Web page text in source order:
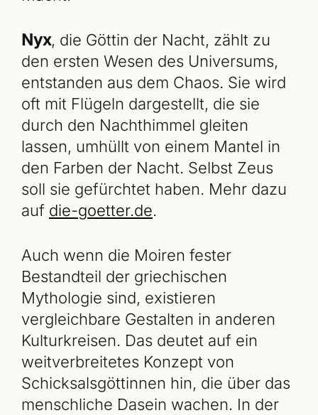
Nyx, die Göttin der Nacht, zählt zu
den ersten Wesen des Universums,
entstanden aus dem Chaos. Sie wird
oft mit Flügeln dargestellt, die sie
durch den Nachthimmel gleiten
lassen, umhüllt von einem Mantel in
den Farben der Nacht. Selbst Zeus
soll sie gefürchtet haben. Mehr dazu
auf die-goetter.de.
Auch wenn die Moiren fester
Bestandteil der griechischen
Mythologie sind, existieren
vergleichbare Gestalten in anderen
Kulturkreisen. Das deutet auf ein
weitverbreitetes Konzept von
Schicksalsgöttinnen hin, die über das
menschliche Dasein wachen. In der